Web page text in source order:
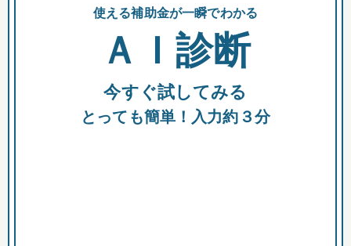
全国の検索結果を含めて表示
助成金 融資 出資
使える補助金が一瞬でわかる
ＡＩ診断
今すぐ試してみる
とっても簡単！入力約３分